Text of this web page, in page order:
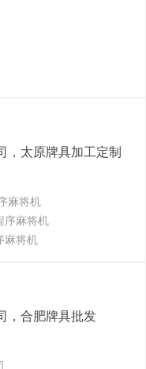
，太原牌具加工定制
麻将机
序麻将机
麻将机
，合肥牌具批发